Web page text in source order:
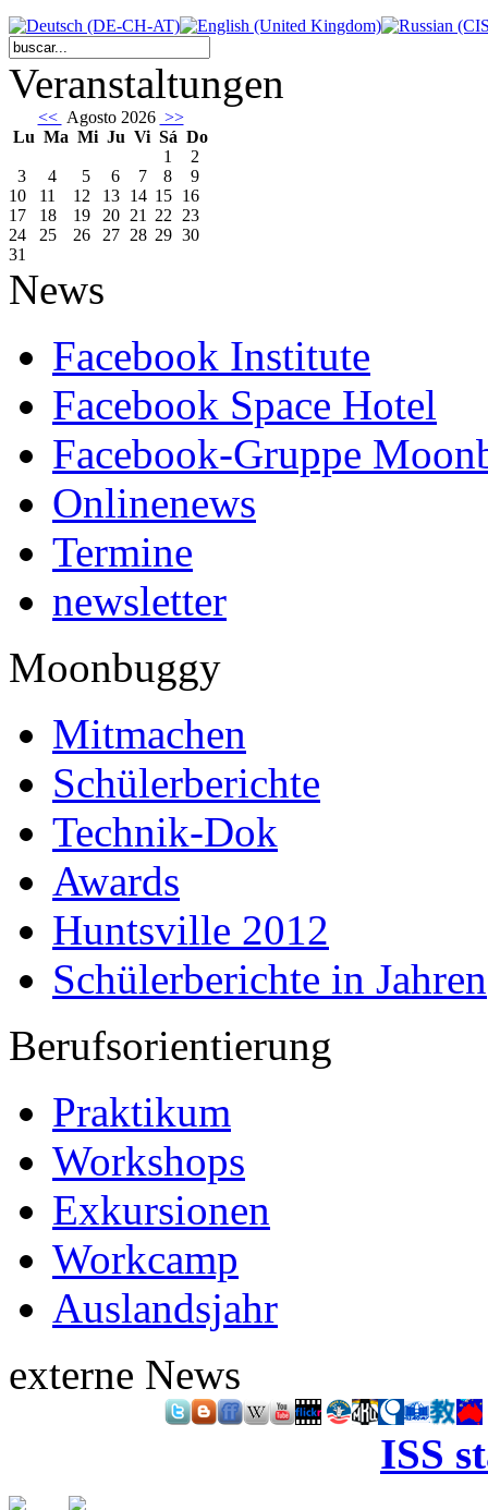
Veranstaltungen
<< Agosto 2026 >>
Lu Ma Mi Ju Vi Sá Do
1
2
3
4 5 6 7 8
9
10
11 12 13 14 15 16
17
18 19 20 21 22 23
24
25 26 27 28 29 30
31
News
Facebook Institute
Facebook Space Hotel
Facebook-Gruppe
Onlinenews
Termine
newsletter
Moonbuggy
Mitmachen
Schülerberichte
Technik-Dok
Awards
Huntsville 2012
Schülerberichte in Jahren
Berufsorientierung
Praktikum
Workshops
Exkursionen
Workcamp
Auslandsjahr
externe News
ISS